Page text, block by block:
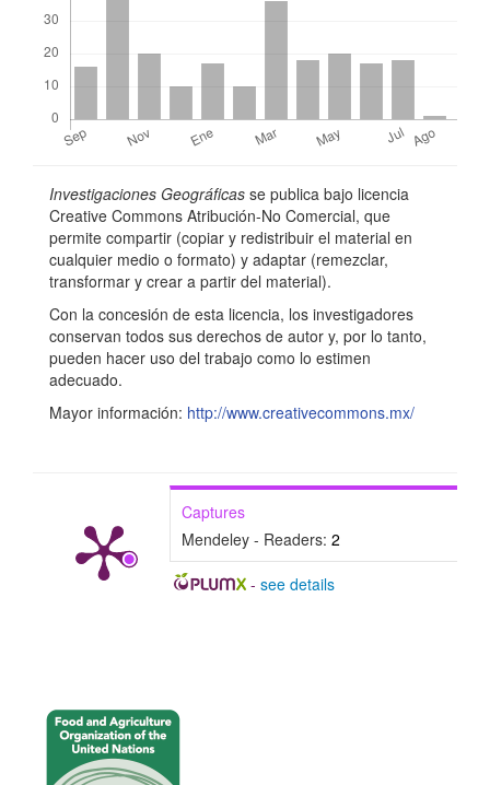
n
c
d
e
a
Detalles
del
artículo
Investigaciones Geográficas se publica bajo licencia
Creative Commons Atribución-No Comercial, que
permite compartir (copiar y redistribuir el material en
cualquier medio o formato) y adaptar (remezclar,
transformar y crear a partir del material).
Con la concesión de esta licencia, los investigadores
conservan todos sus derechos de autor y, por lo tanto,
pueden hacer uso del trabajo como lo estimen
adecuado.
Mayor información: http://www.creativecommons.mx/
Captures
Mendeley - Readers: 2
- see details